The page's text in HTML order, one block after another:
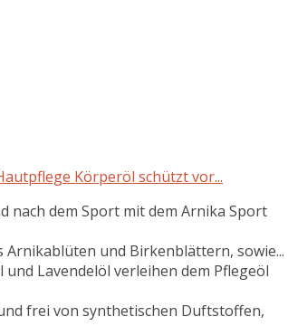
Körperöl schützt vor...
nach dem Sport mit dem Arnika Sport
Arnikablüten und Birkenblättern, sowie...
und Lavendelöl verleihen dem Pflegeöl
frei von synthetischen Duftstoffen,